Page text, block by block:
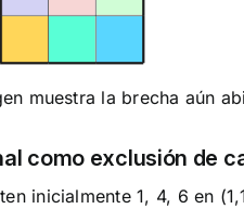
muestra la brecha aún
como exclusión de
inicialmente 1, 4, 6 en